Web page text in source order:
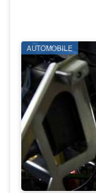
AUTOMOBILE